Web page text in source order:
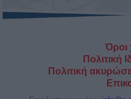
Άστρα Weekend
Πως θα κυλήσουν τα
Σαββατοκύριακο. Δες